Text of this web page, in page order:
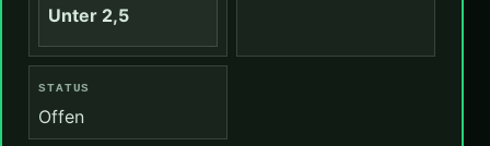
Unter 2,5
STATUS
Offen